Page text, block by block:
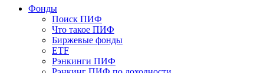
Фонды
Поиск ПИФ
Что такое ПИФ
Биржевые фонды
ETF
Рэнкинги ПИФ